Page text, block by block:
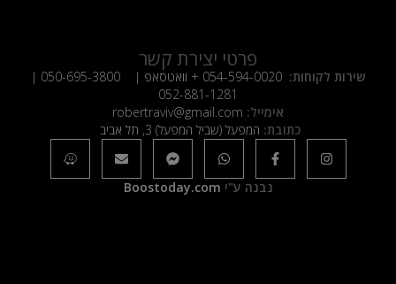
פרטי יצירת קשר
שירות לקוחות: 054-594-0020 + וואטסאפ | 050-695-3800
|
052-881-1281
אימייל: robertraviv@gmail.com
כתובת: המפעל (שביל המפעל) 3, תל אביב
נבנה ע"י Boostoday.com